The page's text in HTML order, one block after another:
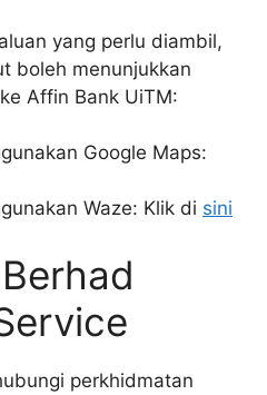
yang perlu diambil,
boleh menunjukkan
Affin Bank UiTM:
Google Maps:
Waze: Klik di sini
perkhidmatan